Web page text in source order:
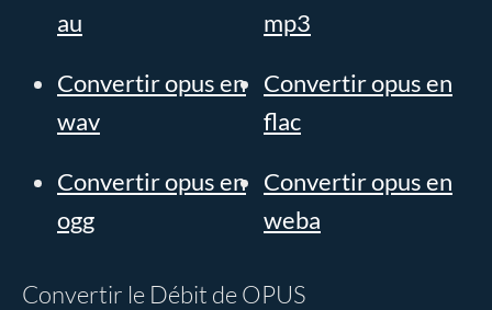
au
mp3
Convertir opus en
wav
Convertir opus en
flac
Convertir opus en
ogg
Convertir opus en
weba
Convertir le Débit de OPUS